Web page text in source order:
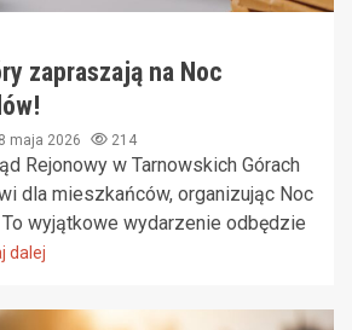
zapraszają na Noc
8 maja 2026 214
Rejonowy w Tarnowskich Górach
dla mieszkańców, organizując Noc
wyjątkowe wydarzenie odbędzie
dalej